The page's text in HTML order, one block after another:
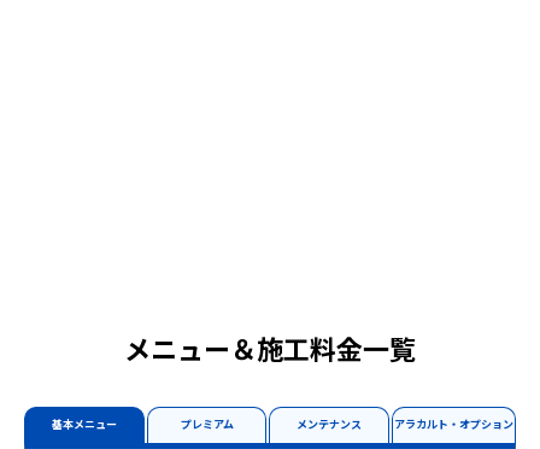
メニュー＆施工料金一覧
基本メニュー プレミアム メンテナンス アラカルト・オプション